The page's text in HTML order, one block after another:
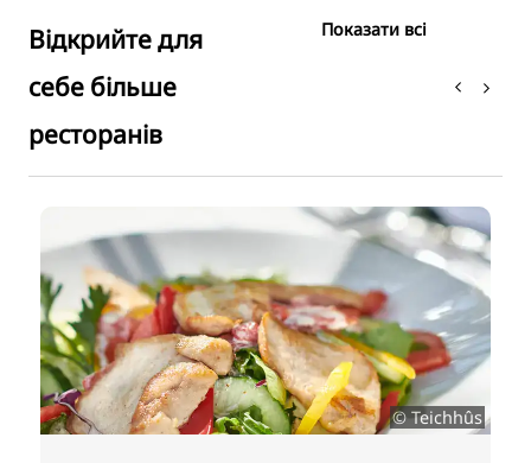
Відкрийте для
себе більше
ресторанів
Показати всі
© Teichhûs